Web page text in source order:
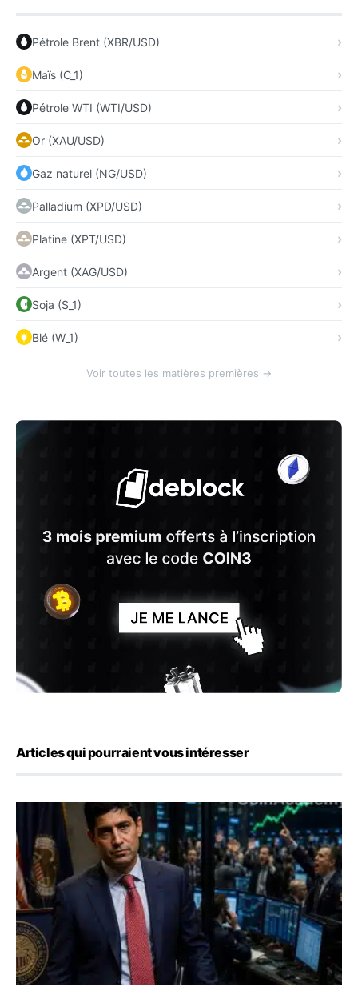
Pétrole Brent (XBR/USD)
Maïs (C_1)
Pétrole WTI (WTI/USD)
Or (XAU/USD)
Gaz naturel (NG/USD)
Palladium (XPD/USD)
Platine (XPT/USD)
Argent (XAG/USD)
Soja (S_1)
Blé (W_1)
Voir toutes les matières premières →
Articles qui pourraient vous intéresser
Emploi américain : 23 000 postes détruits en juillet, les